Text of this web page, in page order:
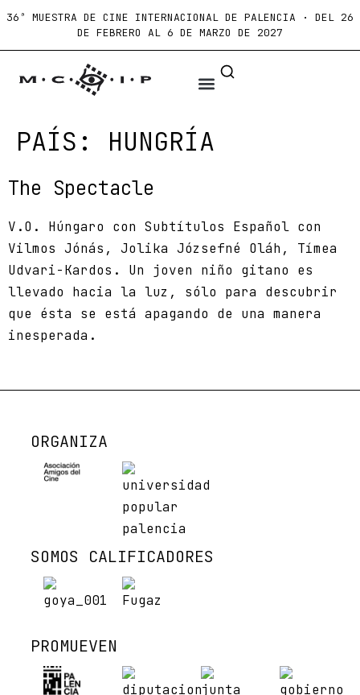
36ª MUESTRA DE CINE INTERNACIONAL DE PALENCIA · DEL 26
DE FEBRERO AL 6 DE MARZO DE 2027
PAÍS: HUNGRÍA
The Spectacle
V.O. Húngaro con Subtítulos Español con
Vilmos Jónás, Jolika Józsefné Oláh, Tímea
Udvari-Kardos. Un joven niño gitano es
llevado hacia la luz, sólo para descubrir
que ésta se está apagando de una manera
inesperada.
ORGANIZA
SOMOS CALIFICADORES
PROMUEVEN